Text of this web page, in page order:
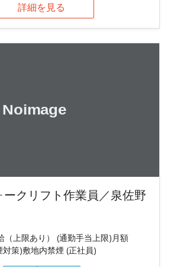
詳細を見る
クリフト作業員／泉佐野
（上限あり） (通勤手当上限)月額
策)敷地内禁煙 (正社員)